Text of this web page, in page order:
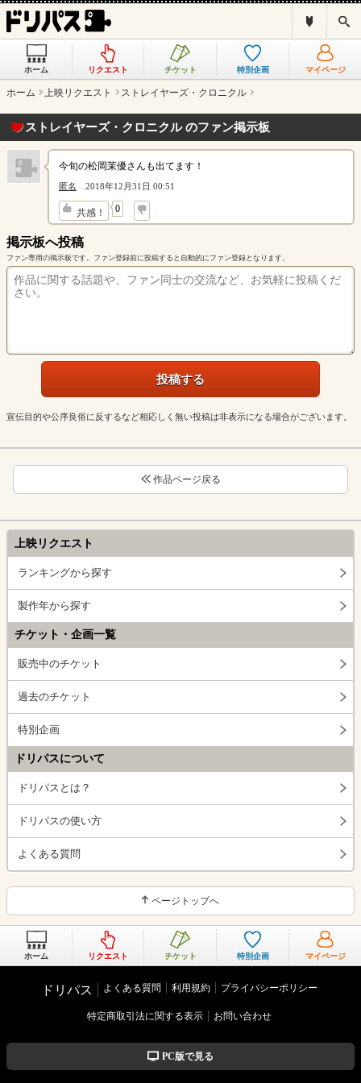
ス
と
ホーム リクエスト チケット 特別企画 マイページ
ホーム 上映リクエスト ストレイヤーズ・クロニクル
ストレイヤーズ・クロニクル のファン掲示板
今旬の松岡茉優さんも出てます！
匿名 2018年12月31日 00:51
共感！ 0
↓
掲示板へ投稿
ファン専用の掲示板です。ファン登録前に投稿すると自動的にファン登録となります。
宣伝目的や公序良俗に反するなど相応しく無い投稿は非表示になる場合がございます。
作品ページ戻る
上映リクエスト
ランキングから探す
製作年から探す
チケット・企画一覧
販売中のチケット
過去のチケット
特別企画
ドリパスについて
ドリパスとは？
ドリパスの使い方
よくある質問
ページトップへ
ホーム リクエスト チケット 特別企画 マイページ
ドリパス よくある質問 利用規約 プライバシーポリシー
特定商取引法に関する表示 お問い合わせ
PC版で見る